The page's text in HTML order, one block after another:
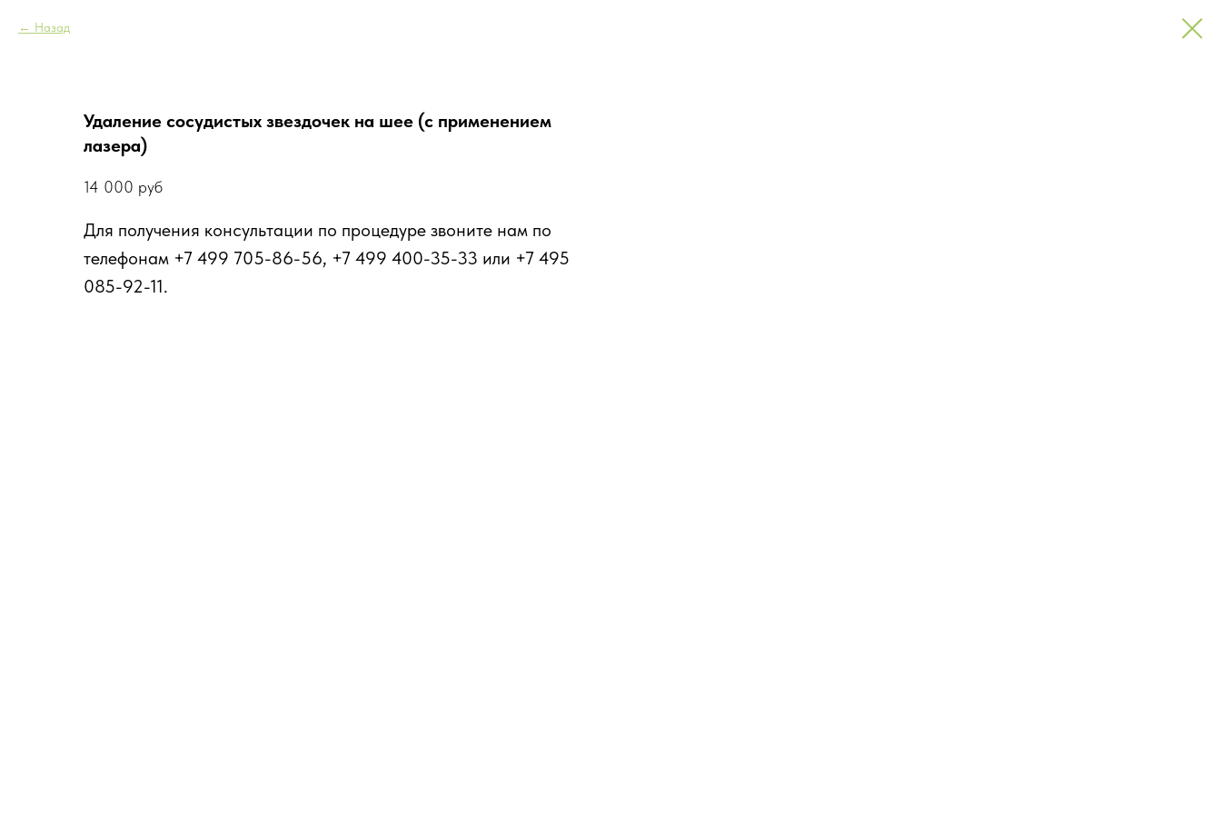
Назад
Удаление сосудистых звездочек на шее (с применением
лазера)
14 000 руб
Для получения консультации по процедуре звоните нам по
телефонам +7 499 705-86-56, +7 499 400-35-33 или +7 495
085-92-11.